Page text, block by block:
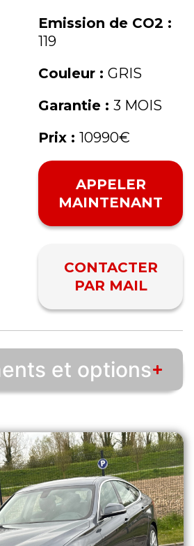
Emission de CO2 :
119
Couleur : GRIS
Garantie : 3 MOIS
Prix : 10990€
APPELER
MAINTENANT
CONTACTER
PAR MAIL
et options